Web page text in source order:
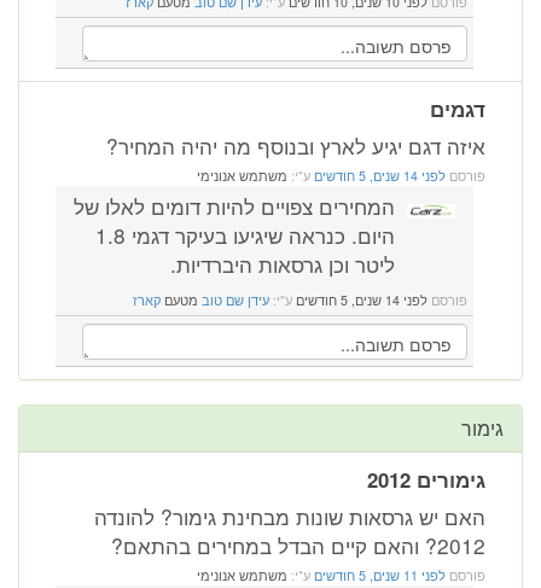
דגמים
איזה דגם יגיע לארץ ובנוסף מה יהיה המחיר?
פורסם לפני 14 שנים, 5 חודשים ע"י: משתמש אנונימי
המחירים צפויים להיות דומים לאלו של
היום. כנראה שיגיעו בעיקר דגמי 1.8
ליטר וכן גרסאות היברדיות.
פורסם לפני 14 שנים, 5 חודשים ע"י: עידן שם טוב מטעם קארז
גימור
גימורים 2012
האם יש גרסאות שונות מבחינת גימור? להונדה
2012? והאם קיים הבדל במחירים בהתאם?
פורסם לפני 11 שנים, 5 חודשים ע"י: משתמש אנונימי